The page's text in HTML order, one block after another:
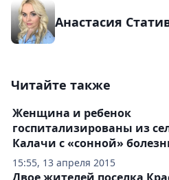
Анастасия
Читайте также
15:55, 13 апреля 2015
Женщина и ребенок
госпитализированы из
Калачи с «сонной»